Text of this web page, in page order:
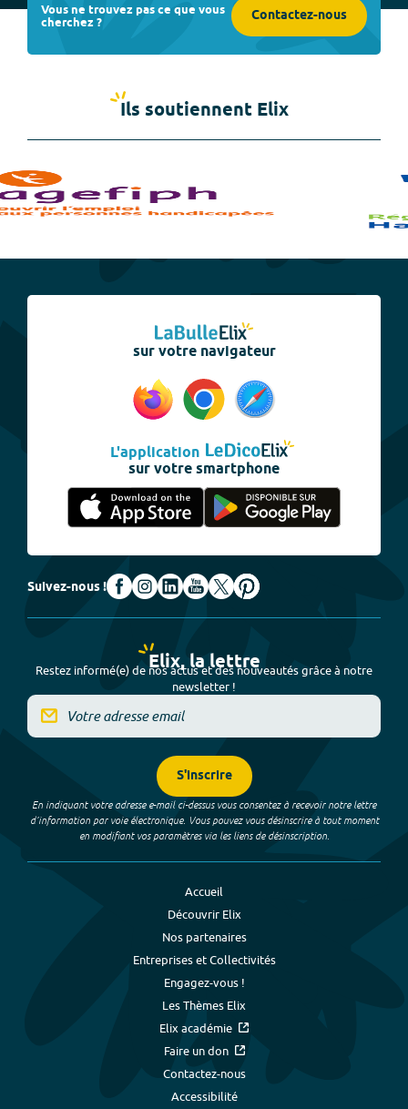
Vous ne trouvez pas ce que vous
cherchez ? Contactez-nous
Ils soutiennent Elix
sur votre navigateur
L'application
sur votre smartphone
Suivez-nous !
Elix, la lettre
Restez informé(e) de nos actus et des nouveautés grâce à notre
newsletter !
S'inscrire
En indiquant votre adresse e-mail ci-dessus vous consentez à recevoir notre lettre
d’information par voie électronique. Vous pouvez vous désinscrire à tout moment
en modifiant vos paramètres via les liens de désinscription.
Accueil
Découvrir Elix
Nos partenaires
Entreprises et Collectivités
Engagez-vous !
Les Thèmes Elix
Elix académie
Faire un don
Contactez-nous
Accessibilité